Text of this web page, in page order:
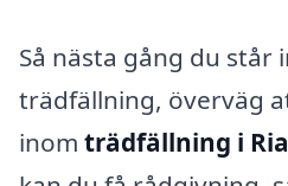
Så nästa gång du står
trädfällning, överväg
inom trädfällning i